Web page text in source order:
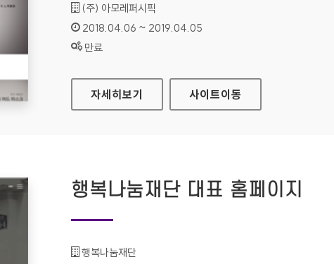
기관명 :
(주) 아모레퍼시픽
인증기간 :
2018.04.06 ~ 2019.04.05
상태 :
만료
리리코스 마린에너지 대표 홈페이지
자세히보기 사이트이동
행복나눔재단 대표 홈페이지
기관명 :
행복나눔재단